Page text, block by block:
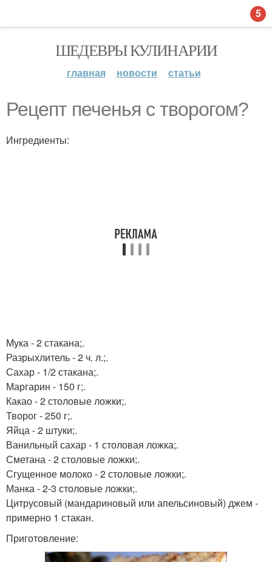
ШЕДЕВРЫ КУЛИНАРИИ
главная новости статьи
Рецепт печенья с творогом?
Ингредиенты:
Мука - 2 стакана;.
Разрыхлитель - 2 ч. л.;.
Сахар - 1/2 стакана;.
Маргарин - 150 г;.
Какао - 2 столовые ложки;.
Творог - 250 г;.
Яйца - 2 штуки;.
Ванильный сахар - 1 столовая ложка;.
Сметана - 2 столовые ложки;.
Сгущенное молоко - 2 столовые ложки;.
Манка - 2-3 столовые ложки;.
Цитрусовый (мандариновый или апельсиновый) джем -
примерно 1 стакан.
Приготовление:
5